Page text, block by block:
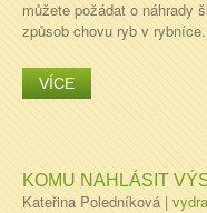
můžete požádat o náhrady
způsob chovu ryb v rybníce.
VÍCE
KOMU NAHLÁSIT
Kateřina Poledníková | vydra